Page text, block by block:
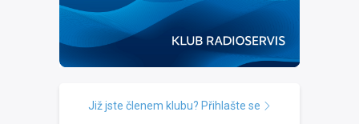
Již jste členem klubu? Přihlašte se